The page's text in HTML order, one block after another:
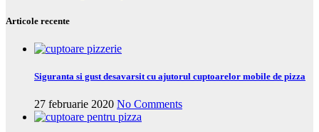
Articole recente
Siguranta si gust desavarsit cu ajutorul cuptoarelor mobile de pizza
27 februarie 2020 No Comments